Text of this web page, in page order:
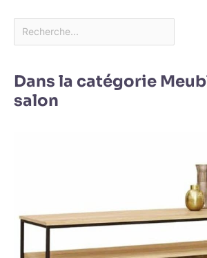
Dans la catégorie
salon